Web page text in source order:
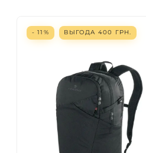
- 11% ВЫГОДА 400 ГРН.